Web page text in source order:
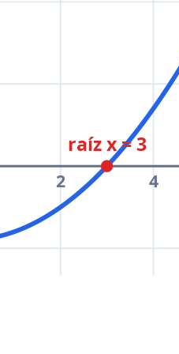
2 4
raíz x = 3